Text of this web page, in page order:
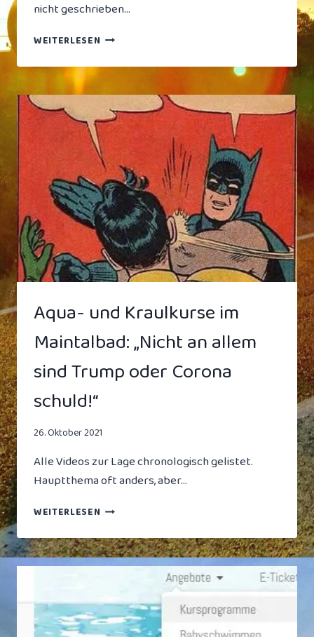
nicht geschrieben…
WEITERLESEN HEAD
HEAD
BÄDER
VS.
MAINTALBAD
Aqua- und Kraulkurse im
Maintalbad: „Nicht an allem
sind Trump oder Corona
schuld!“
26. Oktober 2021
Alle Videos zur Lage chronologisch gelistet.
Hauptthema oft anders, aber…
WEITERLESEN AQUA-
KRAULKURSE
IM
MAINTALBAD:
ALLEM
SIND